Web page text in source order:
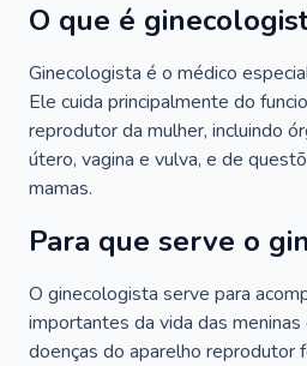
O que é
Ginecologista é o médico
Ele cuida principalmente do
reprodutor da mulher, incluindo
útero, vagina e vulva, e de
mamas.
Para que serve o
O ginecologista serve para
importantes da vida das
doenças do aparelho reprodutor